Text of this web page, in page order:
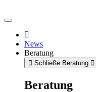
News
Beratung
Schließe Beratung
Beratung